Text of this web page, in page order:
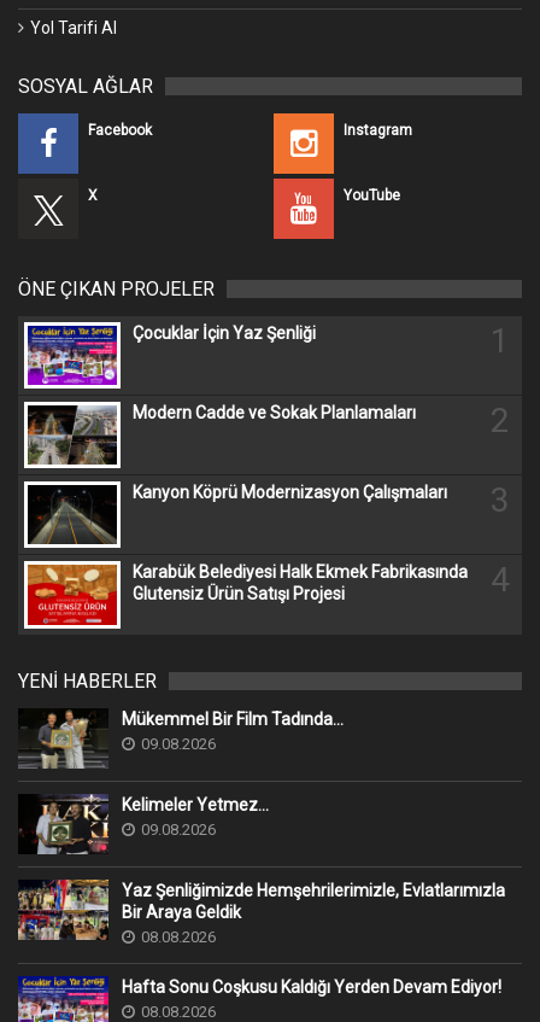
Yol Tarifi Al
SOSYAL AĞLAR
Facebook Instagram
X YouTube
ÖNE ÇIKAN PROJELER
Çocuklar İçin Yaz Şenliği 1
Modern Cadde ve Sokak Planlamaları 2
Kanyon Köprü Modernizasyon Çalışmaları 3
Karabük Belediyesi Halk Ekmek Fabrikasında
Glutensiz Ürün Satışı Projesi
4
YENİ HABERLER
Mükemmel Bir Film Tadında...
09.08.2026
Kelimeler Yetmez...
09.08.2026
Yaz Şenliğimizde Hemşehrilerimizle, Evlatlarımızla
Bir Araya Geldik
08.08.2026
Hafta Sonu Coşkusu Kaldığı Yerden Devam Ediyor!
08.08.2026